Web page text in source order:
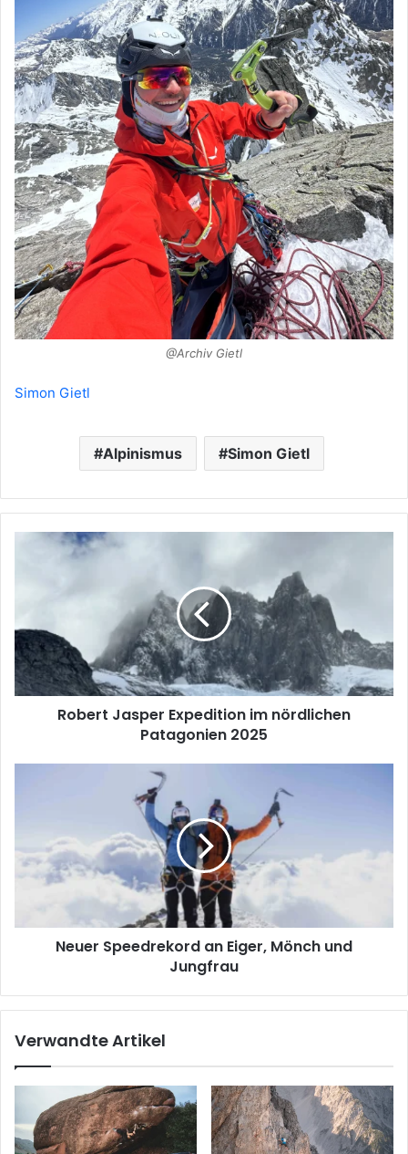
@Archiv Gietl
Simon Gietl
Alpinismus Simon Gietl
Robert
Patagonien
2025
Robert Jasper Expedition im nördlichen
Patagonien 2025
Mönch
und
Jungfrau
Neuer Speedrekord an Eiger, Mönch und
Jungfrau
Verwandte Artikel